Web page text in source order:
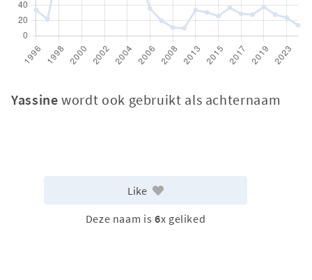
Yassine wordt ook gebruikt als achternaam
Like
Deze naam is 6x geliked